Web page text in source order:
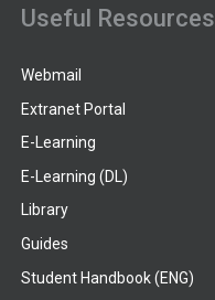
Useful Resources
Webmail
Extranet Portal
E-Learning
E-Learning (DL)
Library
Guides
Student Handbook (ENG)